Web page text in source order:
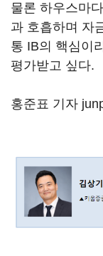
물론 하우스마
과 호흡하며 자
통 IB의 핵심이
평가받고 싶다.
홍준표 기자